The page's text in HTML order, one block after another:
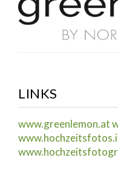
LINKS
www.greenlemon.at